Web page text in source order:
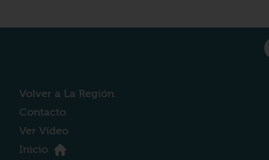
Volver a La Región
Contacto
Ver Vídeo
Inicio